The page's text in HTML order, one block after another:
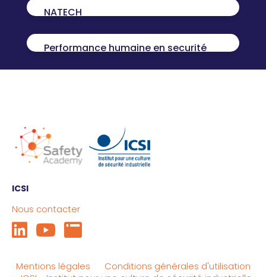
NATECH
Performance humaine en securité
ICSI
Nous contacter
Mentions légales
Conditions générales d'utilisation